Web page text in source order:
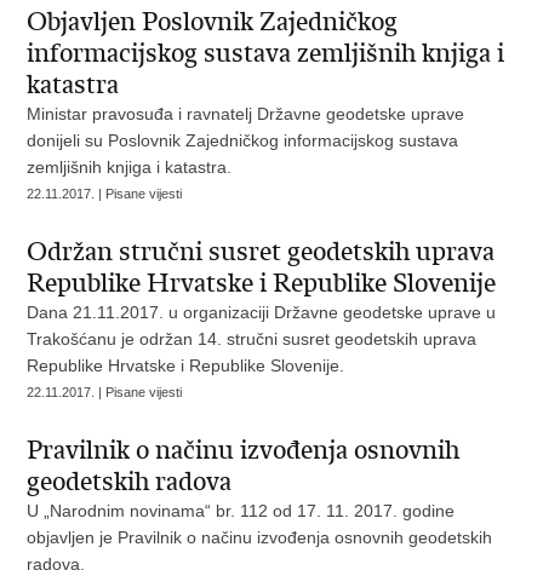
Objavljen Poslovnik Zajedničkog
informacijskog sustava zemljišnih knjiga i
katastra
Ministar pravosuđa i ravnatelj Državne geodetske uprave
donijeli su Poslovnik Zajedničkog informacijskog sustava
zemljišnih knjiga i katastra.
22.11.2017. | Pisane vijesti
Održan stručni susret geodetskih uprava
Republike Hrvatske i Republike Slovenije
Dana 21.11.2017. u organizaciji Državne geodetske uprave u
Trakošćanu je održan 14. stručni susret geodetskih uprava
Republike Hrvatske i Republike Slovenije.
22.11.2017. | Pisane vijesti
Pravilnik o načinu izvođenja osnovnih
geodetskih radova
U „Narodnim novinama“ br. 112 od 17. 11. 2017. godine
objavljen je Pravilnik o načinu izvođenja osnovnih geodetskih
radova.